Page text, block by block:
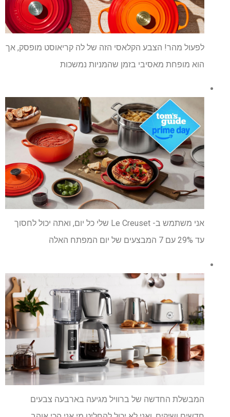
לפעול מהר! הצבע הקלאסי הזה של לה קריאוסט מופסק, אך
הוא מופחת מאסיבי בזמן שהמניות נמשכות
אני משתמש ב- Le Creuset שלי כל יום, ואתה יכול לחסוך
עד 29% עם 7 המבצעים של יום המפתח האלה
המבשלת החדשה של ברוויל מגיעה בארבעה צבעים